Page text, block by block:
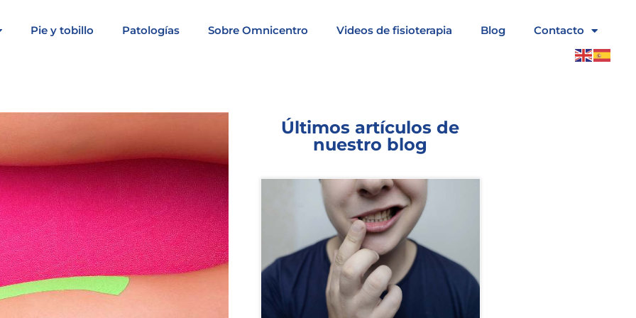
Pie y tobillo Patologías Sobre Omnicentro Videos de fisioterapia Blog Contacto
Últimos artículos de
nuestro blog